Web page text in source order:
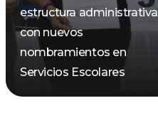
estructura administrativa
con nuevos
nombramientos en
Servicios Escolares